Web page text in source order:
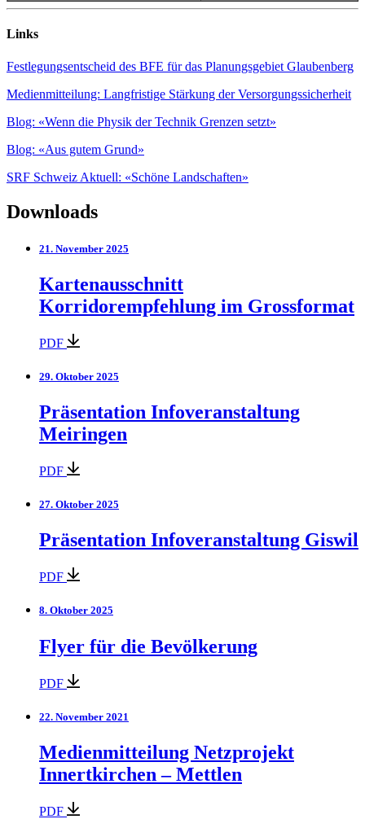
Links
Festlegungsentscheid des BFE für das Planungsgebiet Glaubenberg
Medienmitteilung: Langfristige Stärkung der Versorgungssicherheit
Blog: «Wenn die Physik der Technik Grenzen setzt»
Blog: «Aus gutem Grund»
SRF Schweiz Aktuell: «Schöne Landschaften»
Downloads
21. November 2025
Kartenausschnitt
Korridorempfehlung im Grossformat
PDF
29. Oktober 2025
Präsentation Infoveranstaltung
Meiringen
PDF
27. Oktober 2025
Präsentation Infoveranstaltung Giswil
PDF
8. Oktober 2025
Flyer für die Bevölkerung
PDF
22. November 2021
Medienmitteilung Netzprojekt
Innertkirchen – Mettlen
PDF